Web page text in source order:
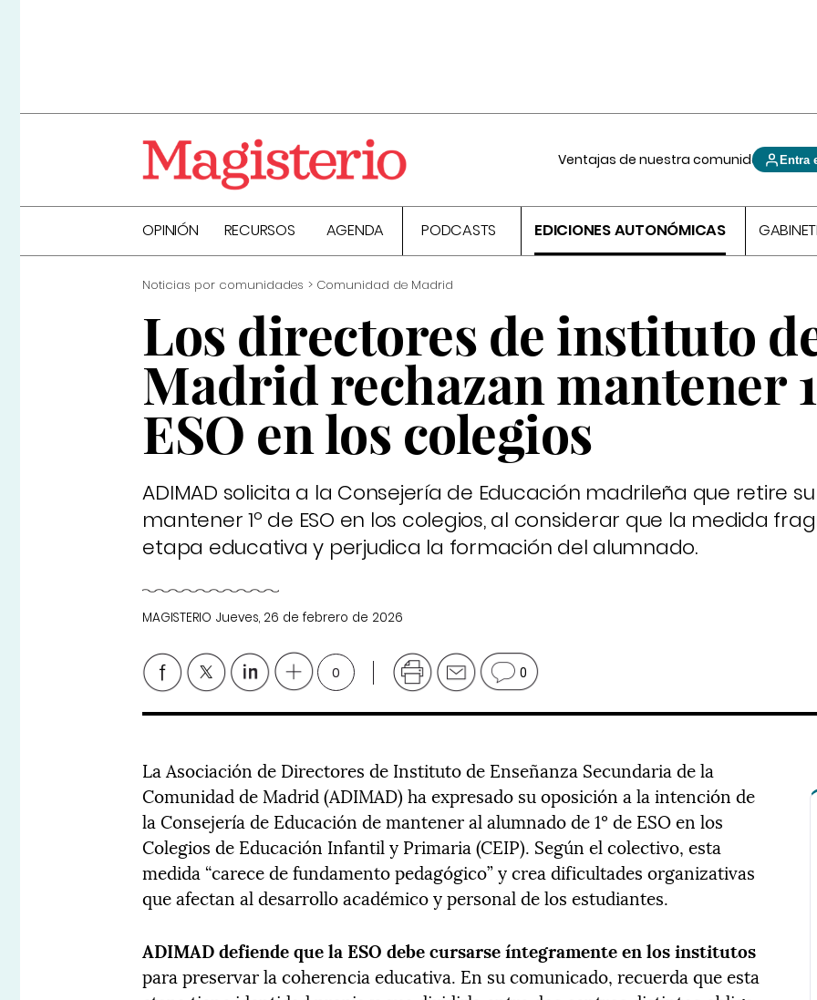
Ventajas de nuestra comunidad Entra
OPINIÓN RECURSOS AGENDA PODCASTS EDICIONES AUTONÓMICAS
Noticias por comunidades Comunidad de Madrid
Los directores de instituto
Madrid rechazan mantener
ESO en los colegios
ADIMAD solicita a la Consejería de Educación madrileña que retire
mantener 1º de ESO en los colegios, al considerar que la medida
etapa educativa y perjudica la formación del alumnado.
MAGISTERIO Jueves, 26 de febrero de 2026
0 0
La Asociación de Directores de Instituto de Enseñanza Secundaria de la
Comunidad de Madrid (ADIMAD) ha expresado su oposición a la intención de
la Consejería de Educación de mantener al alumnado de 1º de ESO en los
Colegios de Educación Infantil y Primaria (CEIP). Según el colectivo, esta
medida “carece de fundamento pedagógico” y crea dificultades organizativas
que afectan al desarrollo académico y personal de los estudiantes.
ADIMAD defiende que la ESO debe cursarse íntegramente en los institutos
para preservar la coherencia educativa. En su comunicado, recuerda que esta